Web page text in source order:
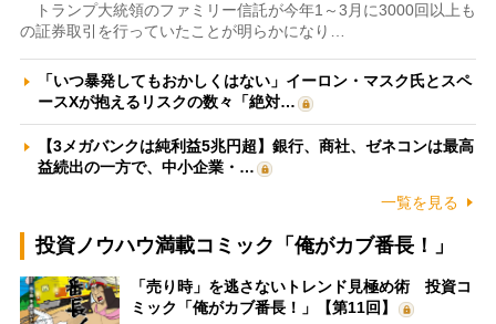
トランプ大統領のファミリー信託が今年1～3月に3000回以上も
の証券取引を行っていたことが明らかになり…
「いつ暴発してもおかしくはない」イーロン・マスク氏とスペ
ースXが抱えるリスクの数々「絶対…
【3メガバンクは純利益5兆円超】銀行、商社、ゼネコンは最高
益続出の一方で、中小企業・…
一覧を見る
投資ノウハウ満載コミック「俺がカブ番長！」
「売り時」を逃さないトレンド見極め術 投資コ
ミック「俺がカブ番長！」【第11回】